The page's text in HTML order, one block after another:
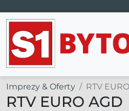
Main Navigation
Imprezy & Oferty RTV
RTV EURO AGD